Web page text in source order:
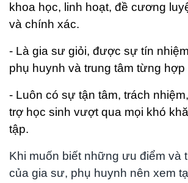
khoa học, linh hoạt, đề cương
và chính xác.
- Là gia sư giỏi, được sự tín
phụ huynh và trung tâm từng hợp
- Luôn có sự tận tâm, trách
trợ học sinh vượt qua mọi khó
tập.
Khi muốn biết những ưu điểm và
của gia sư, phụ huynh nên xem